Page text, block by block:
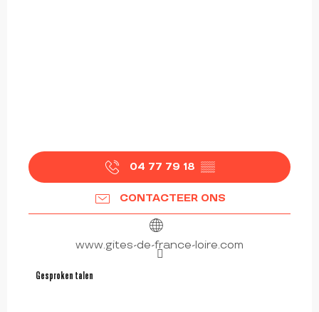
04 77 79 18 ▒▒
CONTACTEER ONS
www.gites-de-france-loire.com
Gesproken talen
Gesproken talen